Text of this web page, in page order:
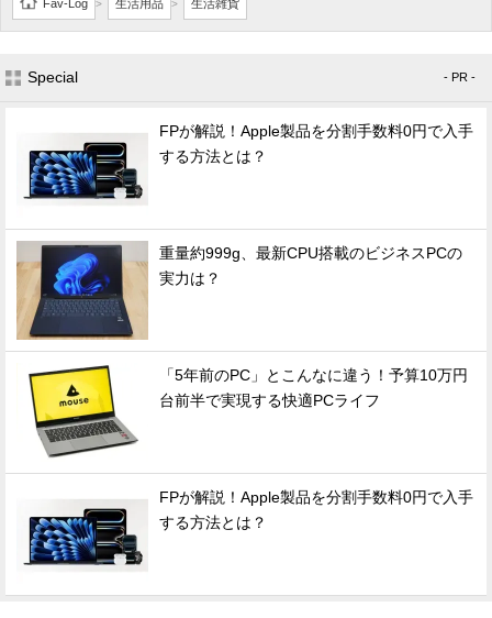
Fav-Log > 生活用品 > 生活雑貨
Special - PR -
FPが解説！Apple製品を分割手数料0円で入手
する方法とは？
重量約999g、最新CPU搭載のビジネスPCの
実力は？
「5年前のPC」とこんなに違う！予算10万円
台前半で実現する快適PCライフ
FPが解説！Apple製品を分割手数料0円で入手
する方法とは？